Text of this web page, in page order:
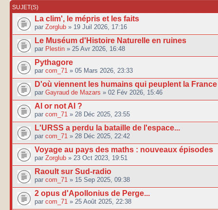
SUJET(S)
La clim', le mépris et les faits
par Zorglub » 19 Juil 2026, 17:16
Le Muséum d'Histoire Naturelle en ruines
par Plestin » 25 Avr 2026, 16:48
Pythagore
par com_71 » 05 Mars 2026, 23:33
D'où viennent les humains qui peuplent la
par Gayraud de Mazars » 02 Fév 2026, 15:46
AI or not AI ?
par com_71 » 28 Déc 2025, 23:55
L'URSS a perdu la bataille de l'espace...
par com_71 » 28 Déc 2025, 22:42
Voyage au pays des maths : nouveaux épisodes
par Zorglub » 23 Oct 2023, 19:51
Raoult sur Sud-radio
par com_71 » 15 Sep 2025, 09:38
2 opus d'Apollonius de Perge...
par com_71 » 25 Août 2025, 22:38